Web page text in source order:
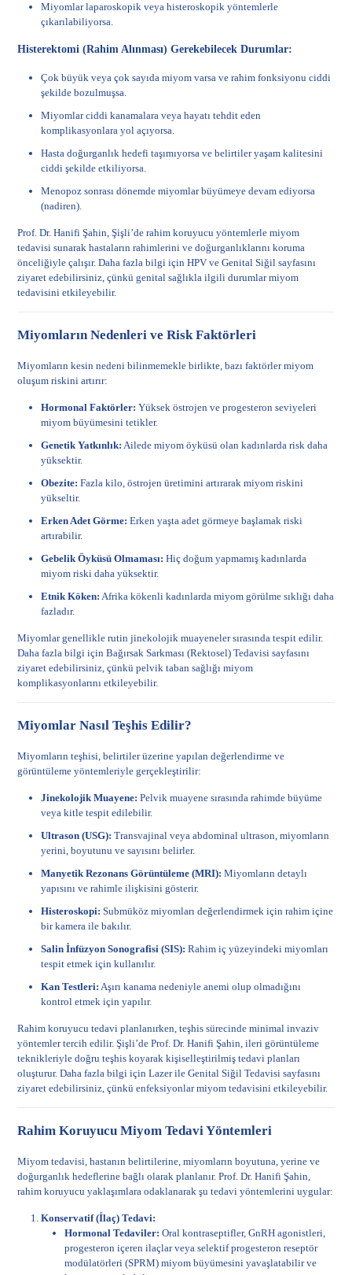
Miyomlar laparoskopik veya histeroskopik yöntemlerle
çıkarılabiliyorsa.
Histerektomi (Rahim Alınması) Gerekebilecek Durumlar:
Çok büyük veya çok sayıda miyom varsa ve rahim fonksiyonu ciddi
şekilde bozulmuşsa.
Miyomlar ciddi kanamalara veya hayatı tehdit eden
komplikasyonlara yol açıyorsa.
Hasta doğurganlık hedefi taşımıyorsa ve belirtiler yaşam kalitesini
ciddi şekilde etkiliyorsa.
Menopoz sonrası dönemde miyomlar büyümeye devam ediyorsa
(nadiren).
Prof. Dr. Hanifi Şahin, Şişli’de rahim koruyucu yöntemlerle miyom
tedavisi sunarak hastaların rahimlerini ve doğurganlıklarını koruma
önceliğiyle çalışır. Daha fazla bilgi içinHPV ve Genital Siğil sayfasını
ziyaret edebilirsiniz, çünkü genital sağlıkla ilgili durumlar miyom
tedavisini etkileyebilir.
Miyomların Nedenleri ve Risk Faktörleri
Miyomların kesin nedeni bilinmemekle birlikte, bazı faktörler miyom
oluşum riskini artırır:
Hormonal Faktörler: Yüksek östrojen ve progesteron seviyeleri
miyom büyümesini tetikler.
Genetik Yatkınlık: Ailede miyom öyküsü olan kadınlarda risk daha
yüksektir.
Obezite: Fazla kilo, östrojen üretimini artırarak miyom riskini
yükseltir.
Erken Adet Görme: Erken yaşta adet görmeye başlamak riski
artırabilir.
Gebelik Öyküsü Olmaması: Hiç doğum yapmamış kadınlarda
miyom riski daha yüksektir.
Etnik Köken: Afrika kökenli kadınlarda miyom görülme sıklığı daha
fazladır.
Miyomlar genellikle rutin jinekolojik muayeneler sırasında tespit edilir.
Daha fazla bilgi içinBağırsak Sarkması (Rektosel) Tedavisi sayfasını
ziyaret edebilirsiniz, çünkü pelvik taban sağlığı miyom
komplikasyonlarını etkileyebilir.
Miyomlar Nasıl Teşhis Edilir?
Miyomların teşhisi, belirtiler üzerine yapılan değerlendirme ve
görüntüleme yöntemleriyle gerçekleştirilir:
Jinekolojik Muayene: Pelvik muayene sırasında rahimde büyüme
veya kitle tespit edilebilir.
Ultrason (USG): Transvajinal veya abdominal ultrason, miyomların
yerini, boyutunu ve sayısını belirler.
Manyetik Rezonans Görüntüleme (MRI): Miyomların detaylı
yapısını ve rahimle ilişkisini gösterir.
Histeroskopi: Submüköz miyomları değerlendirmek için rahim içine
bir kamera ile bakılır.
Salin İnfüzyon Sonografisi (SIS): Rahim iç yüzeyindeki miyomları
tespit etmek için kullanılır.
Kan Testleri: Aşırı kanama nedeniyle anemi olup olmadığını
kontrol etmek için yapılır.
Rahim koruyucu tedavi planlanırken, teşhis sürecinde minimal invaziv
yöntemler tercih edilir. Şişli’de Prof. Dr. Hanifi Şahin, ileri görüntüleme
teknikleriyle doğru teşhis koyarak kişiselleştirilmiş tedavi planları
oluşturur. Daha fazla bilgi içinLazer ile Genital Siğil Tedavisi sayfasını
ziyaret edebilirsiniz, çünkü enfeksiyonlar miyom tedavisini etkileyebilir.
Rahim Koruyucu Miyom Tedavi Yöntemleri
Miyom tedavisi, hastanın belirtilerine, miyomların boyutuna, yerine ve
doğurganlık hedeflerine bağlı olarak planlanır. Prof. Dr. Hanifi Şahin,
rahim koruyucu yaklaşımlara odaklanarak şu tedavi yöntemlerini uygular:
Konservatif (İlaç) Tedavi:
Hormonal Tedaviler: Oral kontraseptifler, GnRH agonistleri,
progesteron içeren ilaçlar veya selektif progesteron reseptör
modülatörleri (SPRM) miyom büyümesini yavaşlatabilir ve